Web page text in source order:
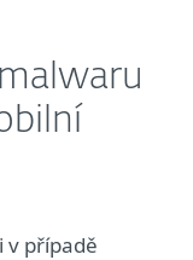
v případě